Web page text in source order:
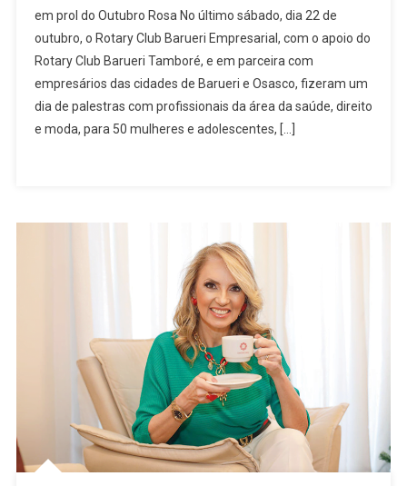
Club
Barueri
Empresarial
Se
Uniu
A
em prol do Outubro Rosa No último sábado, dia 22 de
outubro, o Rotary Club Barueri Empresarial, com o apoio do
Rotary Club Barueri Tamboré, e em parceira com
empresários das cidades de Barueri e Osasco, fizeram um
dia de palestras com profissionais da área da saúde, direito
e moda, para 50 mulheres e adolescentes, […]